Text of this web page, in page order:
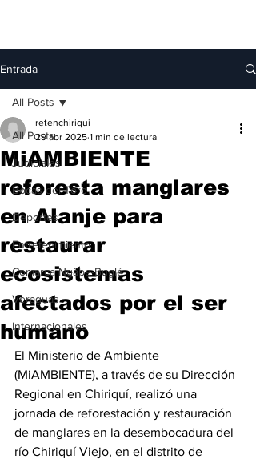
Entrada
All Posts
Judiciales
Bocas del Toro
Deportes
Entretenimiento
Comarca Ngäbe-Buglé
Veraguas
Internacionales
All Posts
MiAMBIENTE
reforesta manglares
en Alanje para
restaurar
ecosistemas
afectados por el ser
humano
retenchiriqui
29 abr 2025 1 min de lectura
El Ministerio de Ambiente
(MiAMBIENTE), a través de su Dirección
Regional en Chiriquí, realizó una
jornada de reforestación y restauración
de manglares en la desembocadura del
río Chiriquí Viejo, en el distrito de